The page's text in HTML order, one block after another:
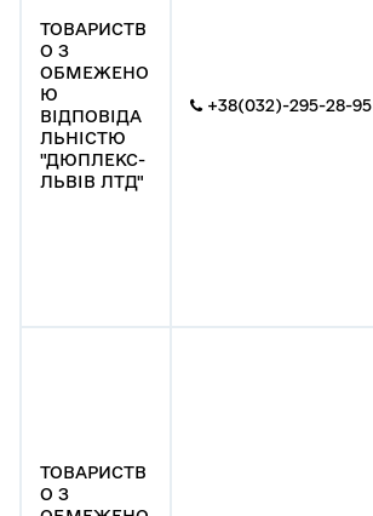
ТОВАРИСТВ
О З
ОБМЕЖЕНО
Ю
ВІДПОВІДА
ЛЬНІСТЮ
"ДЮПЛЕКС-
ЛЬВІВ ЛТД"
+38(032)-295-28-95
ТОВАРИСТВ
О З